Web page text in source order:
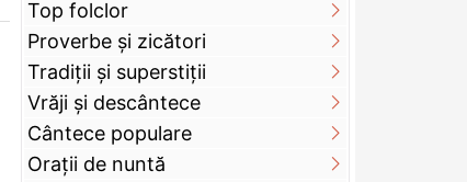
Top folclor
Proverbe și zicători
Tradiții și superstiții
Vrăji și descântece
Cântece populare
Orații de nuntă